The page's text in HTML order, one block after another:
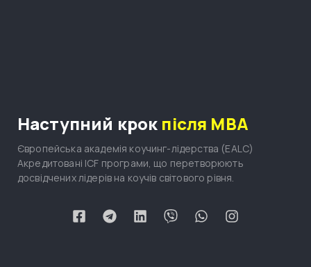
Наступний крок після MBA
Європейська академія коучинг-лідерства (EALC)
Акредитовані ICF програми, що перетворюють
досвідчених лідерів на коучів світового рівня.